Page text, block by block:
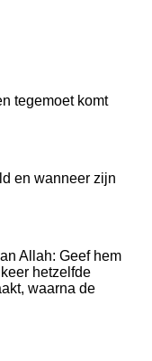
tegemoet komt
en wanneer zijn
Allah: Geef hem
hetzelfde
waarna de